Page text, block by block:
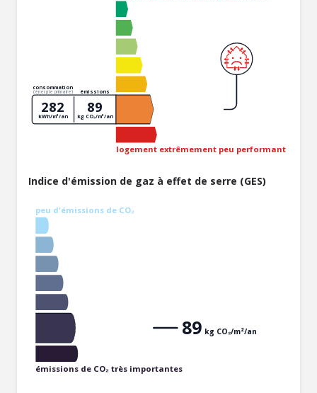
logement extrêmement peu performant
consommation
(énergie primaire) émissions
282
kWh/m²/an
89
kg CO₂/m²/an
Indice d'émission de gaz à effet de serre (GES)
peu d'émissions de CO₂
émissions de CO₂ très importantes
89 kg CO₂/m²/an